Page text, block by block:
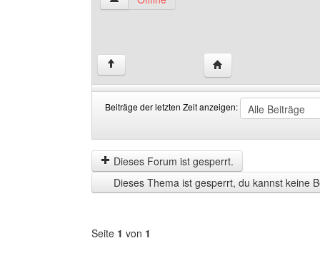
↑ Website dieses
Beiträge der letzten Zeit anzeigen:
der
letzten
Zeit
anzeigen
by
Dieses Forum ist gesperrt.
Dieses Thema ist gesperrt, du kannst keine
Seite 1 von 1